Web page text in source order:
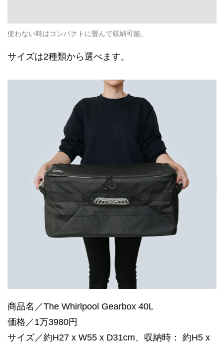
使わない時はコンパクトに畳んで収納可能。
サイズは2種類から選べます。
商品名／The Whirlpool Gearbox 40L
価格／1万3980円
サイズ／約H27 x W55 x D31cm、収納時： 約H5 x